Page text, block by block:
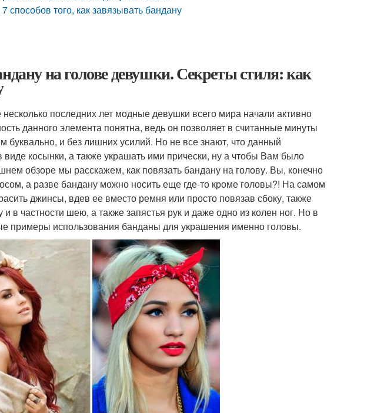
способов того, как завязывать бандану
на голове девушки. Секреты стиля: как
последних лет модные девушки всего мира начали активно
данного элемента понятна, ведь он позволяет в считанные минуты
буквально, и без лишних усилий. Но не все знают, что данный
косынки, а также украшать ими прически, ну а чтобы Вам было
обзоре мы расскажем, как повязать бандану на голову. Вы, конечно
а разве бандану можно носить еще где-то кроме головы?! На самом
джинсы, вдев ее вместо ремня или просто повязав сбоку, также
в частности шею, а также запястья рук и даже одно из колен ног. Но в
примеры использования банданы для украшения именно головы.